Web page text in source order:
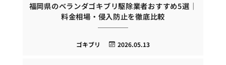
福岡県のベランダゴキブリ駆除業者おすすめ5選｜
料金相場・侵入防止を徹底比較
2026.05.13
ゴキブリ